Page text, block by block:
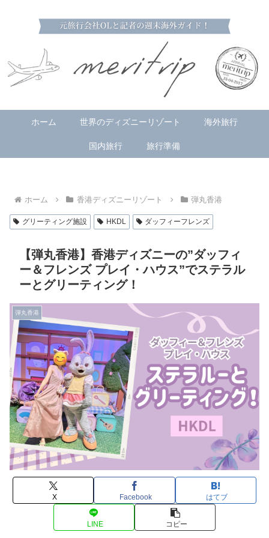
ホーム 世界のディズニーリゾート 海外旅行
国内旅行 旅行準備
ホーム 香港ディズニーリゾート 弾丸香港
グリーティング施設 HKDL ダッフィーフレンズ
【弾丸香港】香港ディズニーの”ダッフィ
ー＆フレンズ プレイ・ハウス”でステラル
ーとグリーティング！
弾丸香港
X Facebook はてブ
LINE コピー